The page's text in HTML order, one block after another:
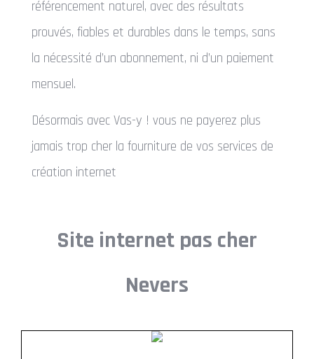
référencement naturel, avec des résultats
prouvés, fiables et durables dans le temps, sans
la nécessité d’un abonnement, ni d’un paiement
mensuel.
Désormais avec Vas-y ! vous ne payerez plus
jamais trop cher la fourniture de vos services de
création internet
Site internet pas cher
Nevers